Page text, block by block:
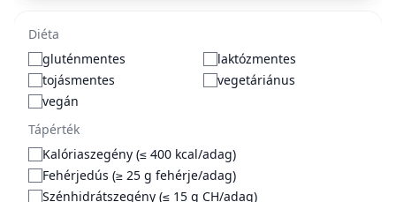
Diéta
gluténmentes
laktózmentes
tojásmentes
vegetáriánus
vegán
Tápérték
Kalóriaszegény (≤ 400 kcal/adag)
Fehérjedús (≥ 25 g fehérje/adag)
Szénhidrátszegény (≤ 15 g CH/adag)
JOGI
Felhasználási feltételek
Adatkezelés
Sütikezelés
Süti beállítások
Facebook oldal
Facebook csoport